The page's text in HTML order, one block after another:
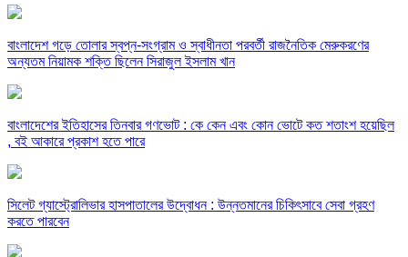
বাংলাদেশ গড়ে তোলার স্বপ্ন-সংগ্রাম ও স্বাধীনতা পরবর্তী রাজনৈতিক মেরুকরণের
অন্যতম নিয়ামক শক্তি ছিলেন সিরাজুল ইসলাম খান
বাংলাদেশের ইতিহাসের তিনবার গণভোট : কে কেন এবং কোন ভোটে কত শতাংশ হয়েছিল
, বই আকারে প্রকাশ হতে পারে
সিলেট গ্যাস্ট্রোলিভার হাসপাতালের উদ্বোধন : উন্নতমানের চিকিৎসাবে সেবা গ্রহণ
করতে পারবেন